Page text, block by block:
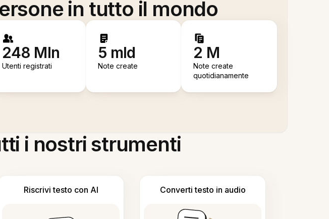
in tutto il mondo
248 Mln
Utenti registrati
5 mld
Note create
2 M
Note create
quotidianamente
i nostri strumenti
Riscrivi testo con AI Converti testo in audio